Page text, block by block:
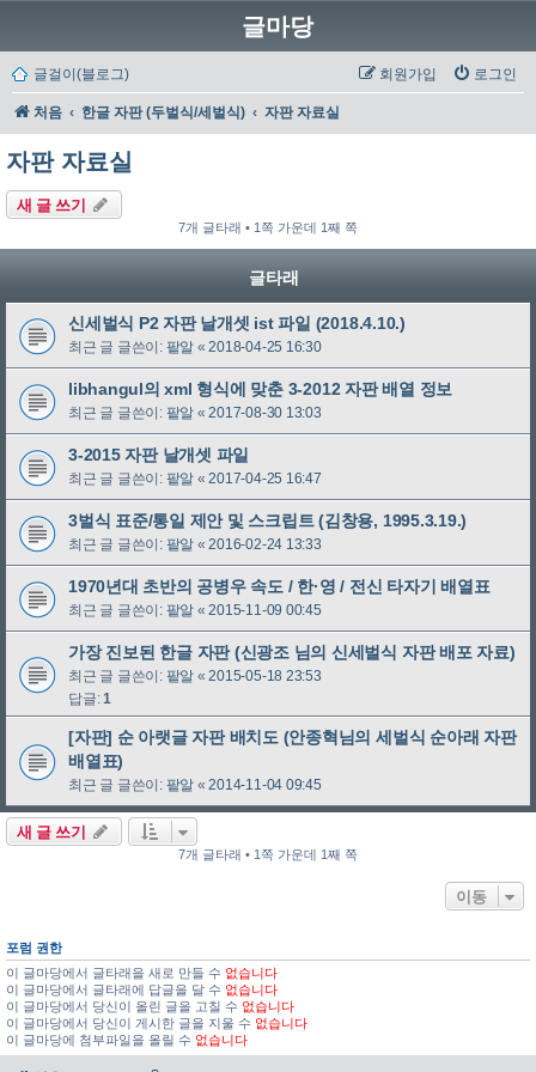
글마당
글걸이(블로그) 로그인
회원가입
처음 한글 자판 (두벌식/세벌식) 자판 자료실
자판 자료실
새 글 쓰기
7개 글타래 • 1쪽 가운데 1째 쪽
글타래
신세벌식 P2 자판 날개셋 ist 파일 (2018.4.10.)
최근 글 글쓴이: 팥알 «2018-04-25 16:30
libhangul의 xml 형식에 맞춘 3-2012 자판 배열 정보
최근 글 글쓴이: 팥알 «2017-08-30 13:03
3-2015 자판 날개셋 파일
최근 글 글쓴이: 팥알 «2017-04-25 16:47
3벌식 표준/통일 제안 및 스크립트 (김창용, 1995.3.19.)
최근 글 글쓴이: 팥알 «2016-02-24 13:33
1970년대 초반의 공병우 속도 / 한·영 / 전신 타자기 배열표
최근 글 글쓴이: 팥알 «2015-11-09 00:45
가장 진보된 한글 자판 (신광조 님의 신세벌식 자판 배포 자료)
최근 글 글쓴이: 팥알 «2015-05-18 23:53
답글:1
[자판] 순 아랫글 자판 배치도 (안종혁님의 세벌식 순아래 자판
배열표)
최근 글 글쓴이: 팥알 «2014-11-04 09:45
새 글 쓰기
7개 글타래 • 1쪽 가운데 1째 쪽
이동
포럼 권한
이 글마당에서 글타래을 새로 만들 수 없습니다
이 글마당에서 글타래에 답글을 달 수 없습니다
이 글마당에서 당신이 올린 글을 고칠 수 없습니다
이 글마당에서 당신이 게시한 글을 지울 수 없습니다
이 글마당에 첨부파일을 올릴 수 없습니다